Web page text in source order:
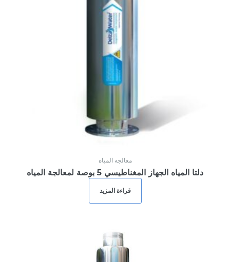
معالجه المياه
دلتا المياه الجهاز المغناطيسي 5 بوصة لمعالجة المياه
قراءة المزيد
Login
or use your login data
Lost your password?
Sign Up
Registration disabled